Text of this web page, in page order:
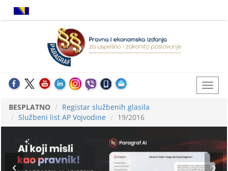
BESPLATNO
Registar službenih glasila
Službeni list AP Vojvodine
19/2016